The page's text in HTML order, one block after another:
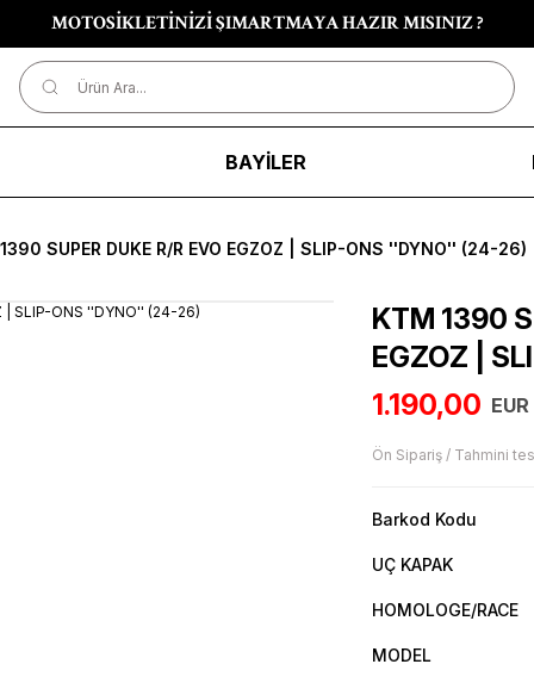
MOTOSİKLETİNİZİ ŞIMARTMAYA HAZIR MISINIZ ?
BAYİLER
SUPER DUKE R/R EVO EGZOZ | SLIP-ONS ''DYNO'' (24-26)
KTM 1390
EGZOZ |
1.190,00
Ön Sipariş / Tahmini
Barkod Kodu
UÇ KAPAK
HOMOLOGE/RACE
MODEL